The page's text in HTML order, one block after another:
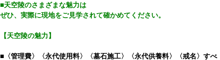
■天空陵のさまざまな魅力は
ぜひ、実際に現地をご見学されて確かめてください。
【天空陵の魅力】
■〈管理費〉〈永代使用料〉〈墓石施工〉〈永代供養料〉〈戒名〉すべ